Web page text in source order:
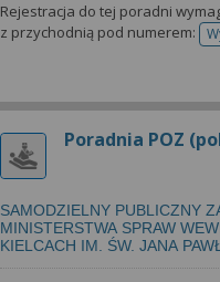
Rejestracja do tej poradni
z przychodnią pod numerem:
Poradnia POZ
SAMODZIELNY PUBLICZNY
MINISTERSTWA SPRAW
KIELCACH IM. ŚW. JANA